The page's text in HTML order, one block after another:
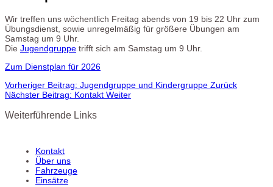
Wir treffen uns wöchentlich Freitag abends von 19 bis 22 Uhr zum
Übungsdienst, sowie unregelmäßig für größere Übungen am
Samstag um 9 Uhr.
Die Jugendgruppe trifft sich am Samstag um 9 Uhr.
Zum Dienstplan für 2026
Vorheriger Beitrag: Jugendgruppe und Kindergruppe Zurück
Nächster Beitrag: Kontakt Weiter
Weiterführende Links
Kontakt
Über uns
Fahrzeuge
Einsätze